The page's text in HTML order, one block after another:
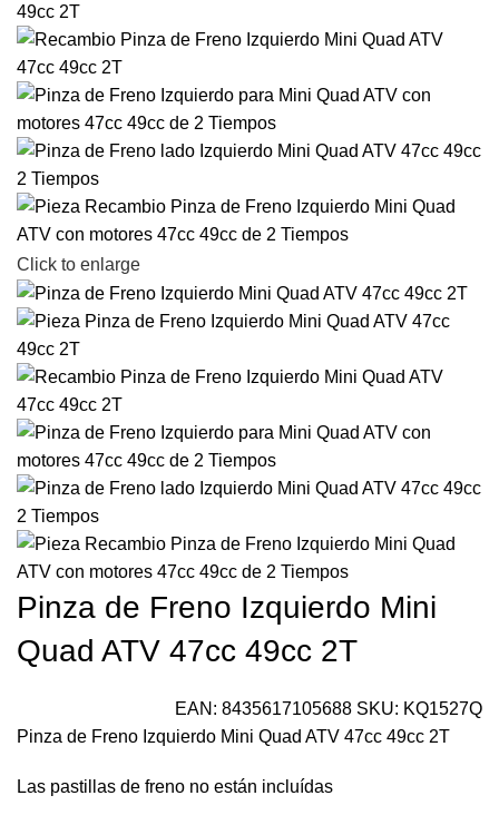
Click to enlarge
Pinza de Freno Izquierdo Mini
Quad ATV 47cc 49cc 2T
EAN: 8435617105688 SKU: KQ1527Q
Pinza de Freno Izquierdo Mini Quad ATV 47cc 49cc 2T
Las pastillas de freno no están incluídas